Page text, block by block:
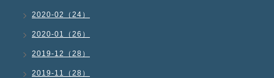
2020-02（24）
2020-01（26）
2019-12（28）
2019-11（28）